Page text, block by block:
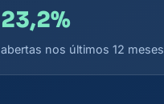
23,2%
abertas nos últimos 12 meses